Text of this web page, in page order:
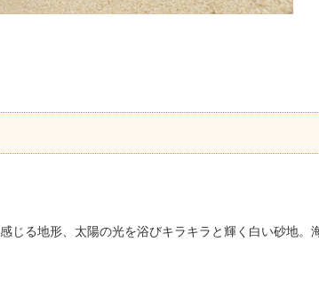
じる地形、太陽の光を浴びキラキラと輝く白い砂地。